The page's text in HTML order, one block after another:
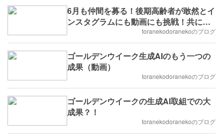
6月も仲間を募る！後期高齢者が敢然とイ
ンスタグラムにも動画にも挑戦！共に学
toranekodoranekoのブログ
ゴールデンウイーク生成AIのもう一つの
成果（動画）
toranekodoranekoのブログ
ゴールデンウイークの生成AI取組での大
成果？！
toranekodoranekoのブログ